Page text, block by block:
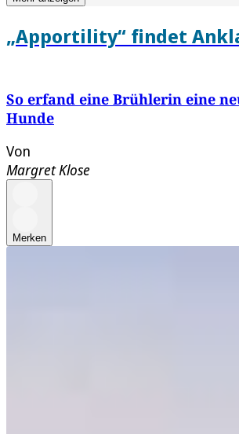
„Apportility“ findet
So erfand eine Brühlerin eine
Hunde
Von
Margret Klose
Merken